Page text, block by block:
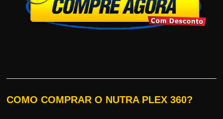
COMO COMPRAR O NUTRA PLEX 360?